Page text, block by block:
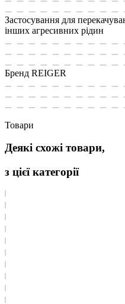
Застосування для
інших агресивних рідин
Бренд REIGER
Товари
Деякі схожі товари,
з цієї категорії